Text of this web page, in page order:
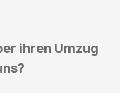
ihren Umzug